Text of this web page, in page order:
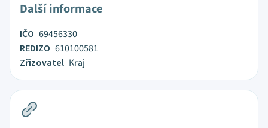
Další informace
IČO 69456330
REDIZO 610100581
Zřizovatel Kraj